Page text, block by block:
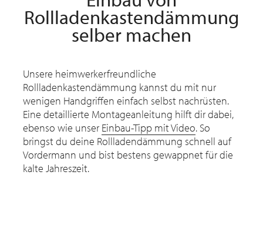
Rollladenkastendämmung
selber machen
Unsere heimwerkerfreundliche
Rollladenkastendämmung kannst du mit nur
wenigen Handgriffen einfach selbst nachrüsten.
Eine detaillierte Montageanleitung hilft dir dabei,
ebenso wie unser Einbau-Tipp mit Video. So
bringst du deine Rollladendämmung schnell auf
Vordermann und bist bestens gewappnet für die
kalte Jahreszeit.